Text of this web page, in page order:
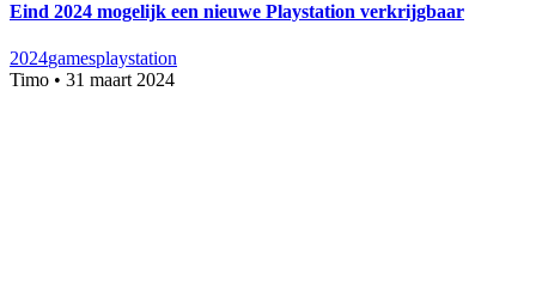
Eind 2024 mogelijk een nieuwe Playstation verkrijgbaar
2024gamesplaystation
Timo • 31 maart 2024